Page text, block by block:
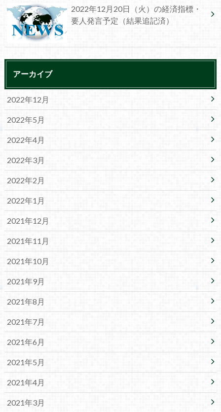
2022年12月20日（火）の経済指標・
要人発言予定（結果追記済）
アーカイブ
2022年12月
2022年5月
2022年4月
2022年3月
2022年2月
2022年1月
2021年12月
2021年11月
2021年10月
2021年9月
2021年8月
2021年7月
2021年6月
2021年5月
2021年4月
2021年3月